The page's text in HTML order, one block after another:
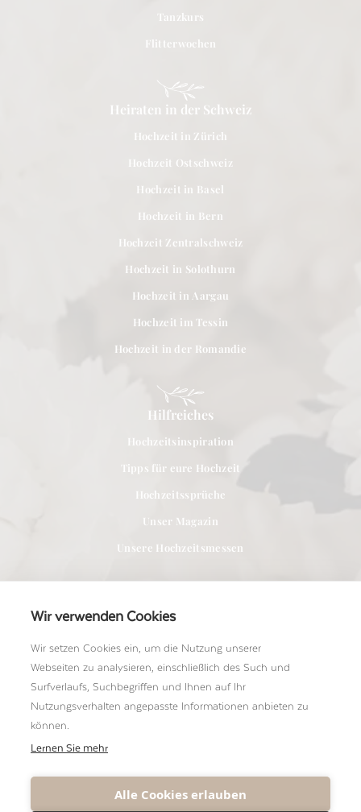
Wir verwenden Cookies
Wir setzen Cookies ein, um die Nutzung unserer
Webseiten zu analysieren, einschließlich des Such und
Surfverlaufs, Suchbegriffen und Ihnen auf Ihr
Nutzungsverhalten angepasste Informationen anbieten zu
können.
Lernen Sie mehr
Alle Cookies erlauben
Tanzkurs
Flitterwochen
Heiraten in der Schweiz
Hochzeit in Zürich
Hochzeit Ostschweiz
Hochzeit in Basel
Hochzeit in Bern
Hochzeit Zentralschweiz
Hochzeit in Solothurn
Hochzeit in Aargau
Hochzeit im Tessin
Hochzeit in der Romandie
Hilfreiches
Hochzeitsinspiration
Tipps für eure Hochzeit
Hochzeitssprüche
Unser Magazin
Unsere Hochzeitsmessen
Für Anbieter
Bei uns Mitglied werden
Ein Shooting einreichen